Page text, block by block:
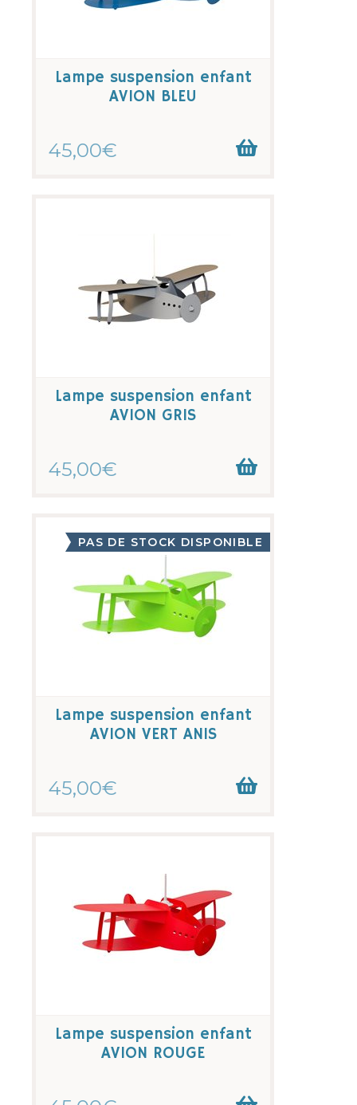
Lampe suspension enfant
AVION BLEU
45,00€
Lampe suspension enfant
AVION GRIS
45,00€
Lampe suspension enfant
AVION VERT ANIS
45,00€
PAS DE STOCK DISPONIBLE
Lampe suspension enfant
AVION ROUGE